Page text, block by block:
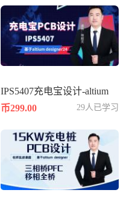
IPS5407充电宝设计-altium
币299.00
29人已学习